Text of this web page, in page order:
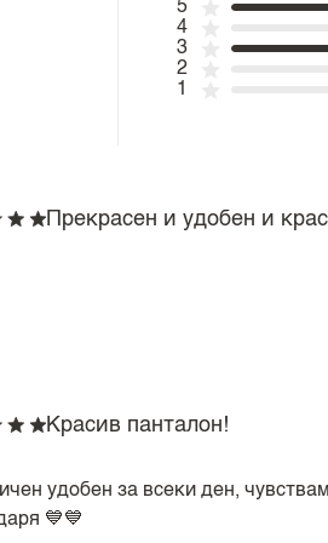
5
4
3
2
1
Прекрасен и удобен и
Красив панталон!
удобен за всеки ден,
💙💙